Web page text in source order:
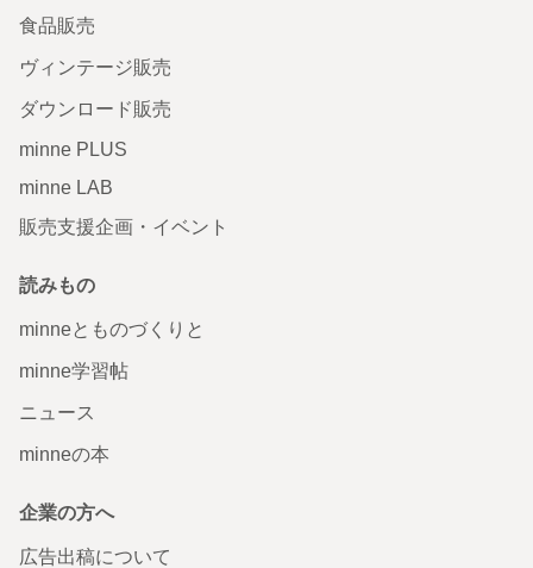
食品販売
ヴィンテージ販売
ダウンロード販売
minne PLUS
minne LAB
販売支援企画・イベント
読みもの
minneとものづくりと
minne学習帖
ニュース
minneの本
企業の方へ
広告出稿について